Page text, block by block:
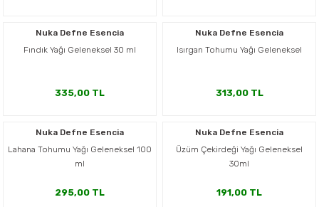
Nuka Defne Esencia
Fındık Yağı Geleneksel 30 ml
335,00 TL
Nuka Defne Esencia
Isırgan Tohumu Yağı Geleneksel
313,00 TL
Nuka Defne Esencia
Lahana Tohumu Yağı Geleneksel 100
ml
295,00 TL
Nuka Defne Esencia
Üzüm Çekirdeği Yağı Geleneksel
30ml
191,00 TL